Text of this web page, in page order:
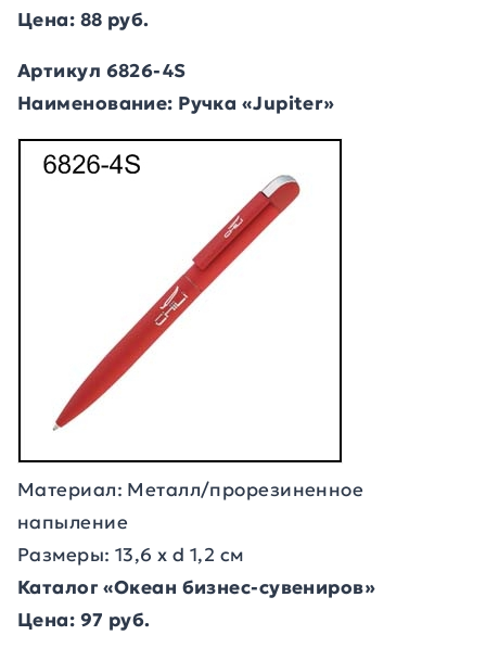
Цена: 88 руб.
Артикул 6826-4S
Наименование: Ручка «Jupiter»
Материал: Металл/прорезиненное
напыление
Размеры: 13,6 х d 1,2 см
Каталог «Океан бизнес-сувениров»
Цена: 97 руб.